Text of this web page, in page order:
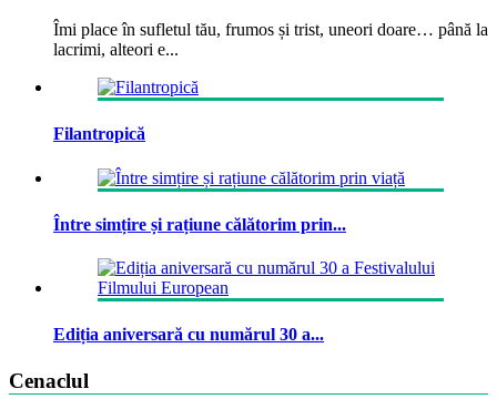
Îmi place în sufletul tău, frumos și trist, uneori doare… până la
lacrimi, alteori e...
Filantropică
Între simțire și rațiune călătorim prin...
Ediția aniversară cu numărul 30 a...
Cenaclul